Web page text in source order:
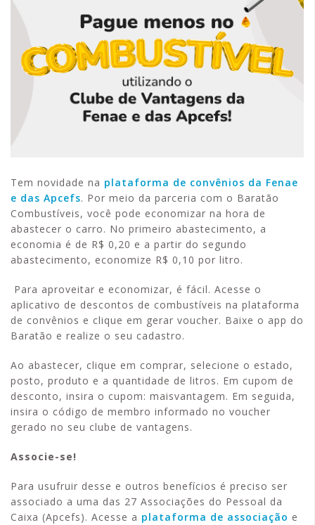
APCEF/SP
Tem novidade na plataforma de convênios da Fenae
e das Apcefs. Por meio da parceria com o Baratão
Combustíveis, você pode economizar na hora de
abastecer o carro. No primeiro abastecimento, a
economia é de R$ 0,20 e a partir do segundo
abastecimento, economize R$ 0,10 por litro.
Para aproveitar e economizar, é fácil. Acesse o
aplicativo de descontos de combustíveis na plataforma
de convênios e clique em gerar voucher. Baixe o app do
Baratão e realize o seu cadastro.
Ao abastecer, clique em comprar, selecione o estado,
posto, produto e a quantidade de litros. Em cupom de
desconto, insira o cupom: maisvantagem. Em seguida,
insira o código de membro informado no voucher
gerado no seu clube de vantagens.
Associe-se!
Para usufruir desse e outros benefícios é preciso ser
associado a uma das 27 Associações do Pessoal da
Caixa (Apcefs). Acesse a plataforma de associação e